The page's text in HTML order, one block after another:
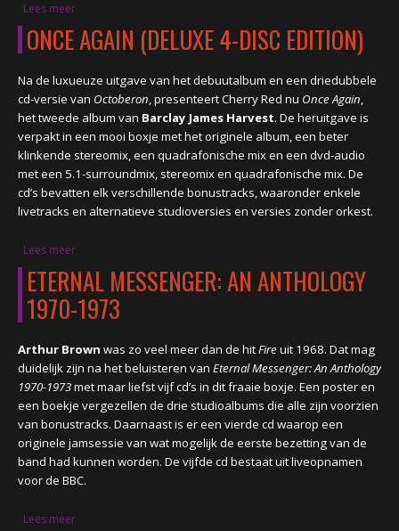
Lees meer
ONCE AGAIN (DELUXE 4-DISC EDITION)
Na de luxueuze uitgave van het debuutalbum en een driedubbele
cd-versie van Octoberon, presenteert Cherry Red nu Once Again,
het tweede album van Barclay James Harvest. De heruitgave is
verpakt in een mooi boxje met het originele album, een beter
klinkende stereomix, een quadrafonische mix en een dvd-audio
met een 5.1-surroundmix, stereomix en quadrafonische mix. De
cd’s bevatten elk verschillende bonustracks, waaronder enkele
livetracks en alternatieve studioversies en versies zonder orkest.
Lees meer
ETERNAL MESSENGER: AN ANTHOLOGY
1970-1973
Arthur Brown was zo veel meer dan de hitFireuit 1968. Dat mag
duidelijk zijn na het beluisteren van Eternal Messenger: An Anthology
1970-1973met maar liefst vijf cd’s in dit fraaie boxje. Een poster en
een boekje vergezellen de drie studioalbums die alle zijn voorzien
van bonustracks. Daarnaast is er een vierde cd waarop een
originele jamsessie van wat mogelijk de eerste bezetting van de
band had kunnen worden. De vijfde cd bestaat uit liveopnamen
voor de BBC.
Lees meer